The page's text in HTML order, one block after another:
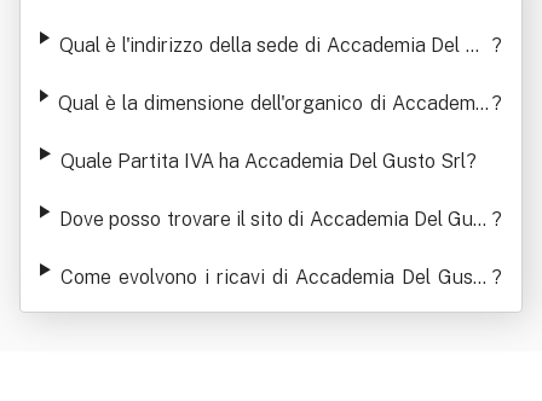
Qual è l'indirizzo della sede di Accademia Del Gu ?
Qual è la dimensione dell'organico di Accademia ?
Quale Partita IVA ha Accademia Del Gusto Srl?
Dove posso trovare il sito di Accademia Del Gust ?
Come evolvono i ricavi di Accademia Del Gusto
Srl
?